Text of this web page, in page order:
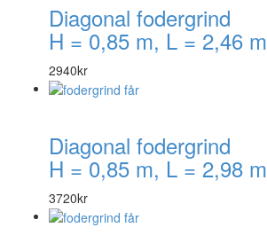
Diagonal fodergrind
H = 0,85 m, L = 2,46 m
2940kr
Diagonal fodergrind
H = 0,85 m, L = 2,98 m
3720kr